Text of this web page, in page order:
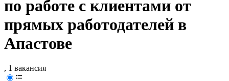
по работе с клиентами от
прямых работодателей в
Апастове
, 1 вакансия